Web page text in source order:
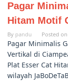
Pagar
Hitam Motif
By pandu Posted on
Pagar Minimalis
Vertikal di
Plat Esser Cat
wilayah